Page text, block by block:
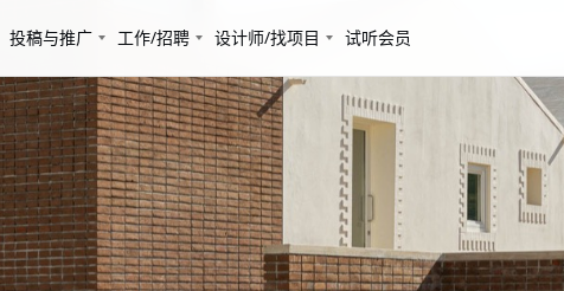
投稿与推广 工作/招聘 设计师/找项目 试听会员